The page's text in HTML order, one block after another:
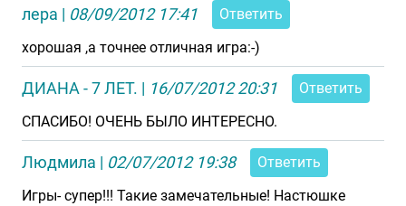
лера | 08/09/2012 17:41
Ответить
хорошая ,а точнее отличная игра:-)
ДИАНА - 7 ЛЕТ. | 16/07/2012 20:31
Ответить
СПАСИБО! ОЧЕНЬ БЫЛО ИНТЕРЕСНО.
Людмила | 02/07/2012 19:38
Ответить
Игры- супер!!! Такие замечательные! Настюшке